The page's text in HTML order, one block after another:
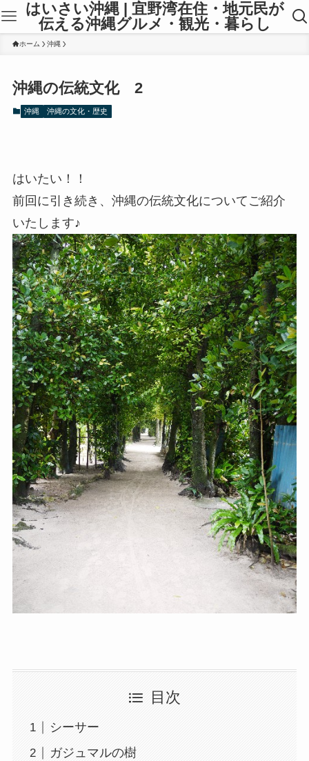
はいさい沖縄 | 宜野湾在住・地元民が
伝える沖縄グルメ・観光・暮らし
ホーム 沖縄
沖縄の伝統文化 2
沖縄 沖縄の文化・歴史
はいたい！！
前回に引き続き、沖縄の伝統文化についてご紹介
いたします♪
目次
シーサー
ガジュマルの樹